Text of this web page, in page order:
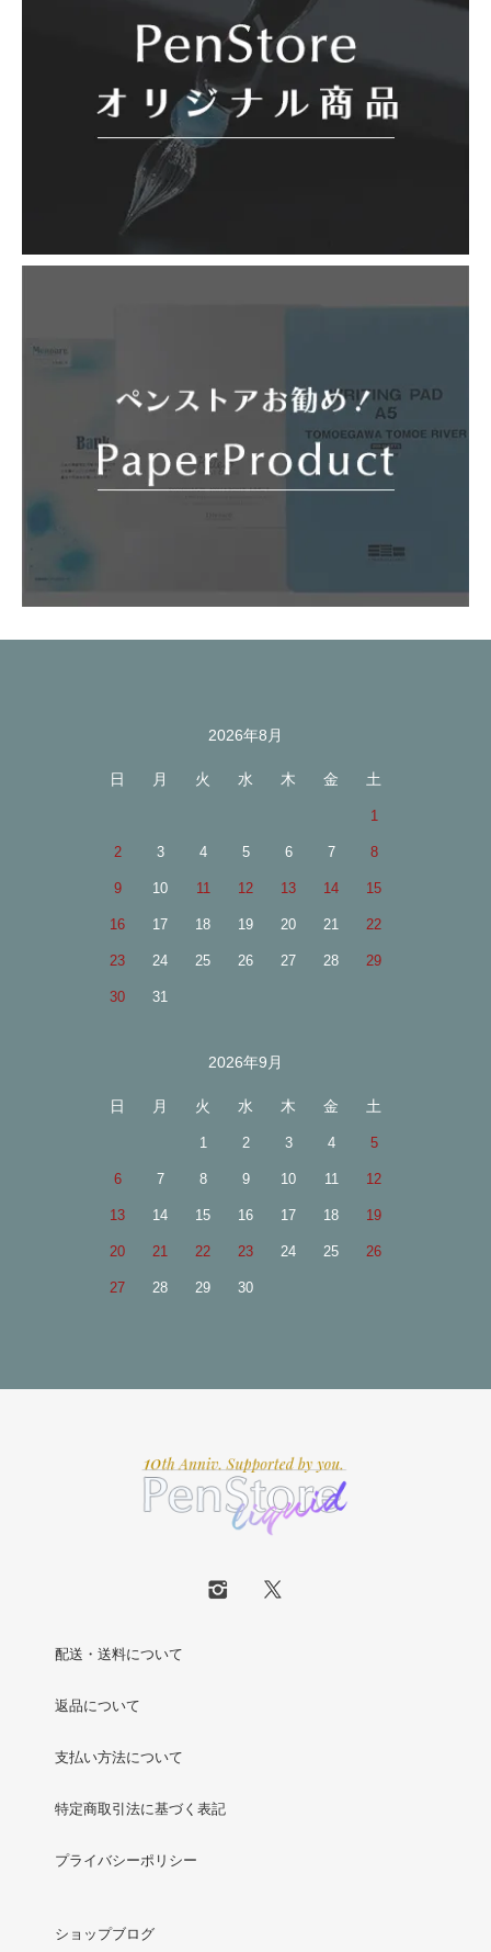
2026年8月
日 月 火 水 木 金 土
1
2 3 4 5 6 7 8
9 10 11 12 13 14 15
16 17 18 19 20 21 22
23 24 25 26 27 28 29
30 31
2026年9月
日 月 火 水 木 金 土
1 2 3 4 5
6 7 8 9 10 11 12
13 14 15 16 17 18 19
20 21 22 23 24 25 26
27 28 29 30
配送・送料について
返品について
支払い方法について
特定商取引法に基づく表記
プライバシーポリシー
ショップブログ